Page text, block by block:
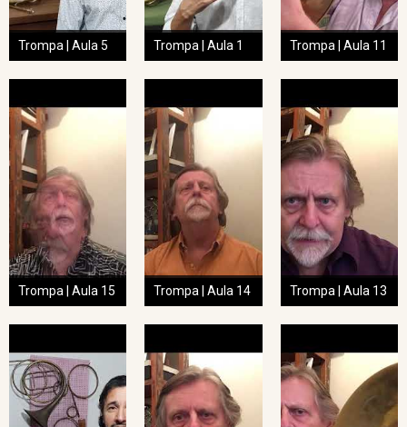
Trompa | Aula 5 Trompa | Aula 1 Trompa | Aula 11
Trompa | Aula 15 Trompa | Aula 14 Trompa | Aula 13